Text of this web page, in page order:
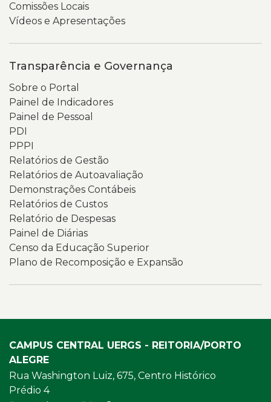
Comissões Locais
Vídeos e Apresentações
Transparência e Governança
Sobre o Portal
Painel de Indicadores
Painel de Pessoal
PDI
PPPI
Relatórios de Gestão
Relatórios de Autoavaliação
Demonstrações Contábeis
Relatórios de Custos
Relatório de Despesas
Painel de Diárias
Censo da Educação Superior
Plano de Recomposição e Expansão
CAMPUS CENTRAL UERGS - REITORIA/PORTO
ALEGRE
Rua Washington Luiz, 675, Centro Histórico
Prédio 4